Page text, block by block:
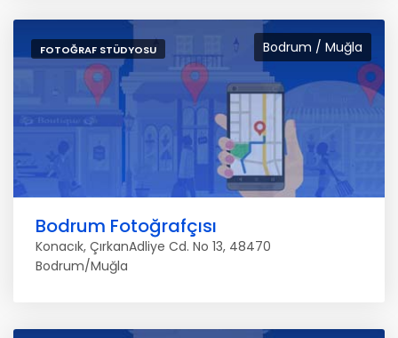
Bodrum / Muğla
FOTOĞRAF STÜDYOSU
Bodrum Fotoğrafçısı
Konacık, ÇırkanAdliye Cd. No 13, 48470
Bodrum/Muğla